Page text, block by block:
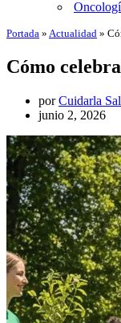
Portada » Actualidad »
Cómo
porCuidarla
junio 2, 2026